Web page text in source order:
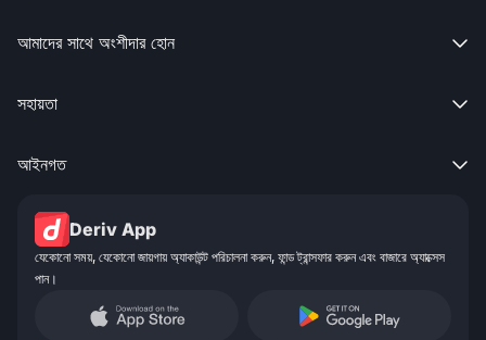
আমাদের সাথে অংশীদার হোন 
সহায়তা 
আইনগত 
Deriv App
যেকোনো সময়, যেকোনো জায়গায় অ্যাকাউন্ট পরিচালনা করুন, ফান্ড ট্রান্সফার করুন এবং বাজারে অ্যাক্সেস
পান।